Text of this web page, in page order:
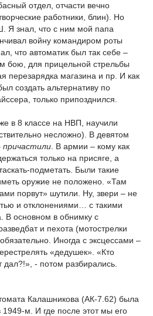
отдел, отчасти вечно
работники, блин). Но
Я знал, что с ним мой папа
войну командиром роты
что автоматик был так себе –
бою, для прицельной стрельбы
перезарядка магазина и пр. И как
создать альтернативу по
только припозднился.
в 8 классе на НВП, научили
несложно). В девятом
причастили . В армии – кому как
только на присяге, а
подметать. Были такие
оружие не положено. «Там
порвут» шутили. Ну, звери – не
и отклонениями… с такими
В основном в обнимку с
и пехота (мотострелки
Иногда с эксцессами –
«дедушек». «Кто
- потом разбирались.
Калашникова (АК-7.62) была
м. И где после этот мы его